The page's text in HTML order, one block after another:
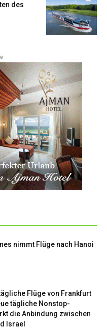
des
nimmt Flüge nach Hanoi
Flüge von Frankfurt
tägliche Nonstop-
die Anbindung zwischen
Israel